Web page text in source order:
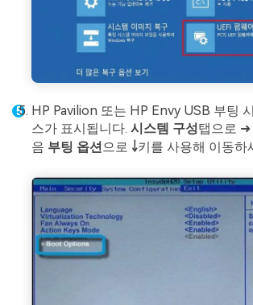
HP Pavilion 또는 HP Envy USB 부팅
스가 표시됩니다. 시스템 구성탭으로 ➜
음 부팅 옵션으로 ￬키를 사용해 이동하